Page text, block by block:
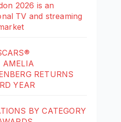
2026 is an
TV and streaming
AMELIA
RETURNS
YEAR
BY CATEGORY